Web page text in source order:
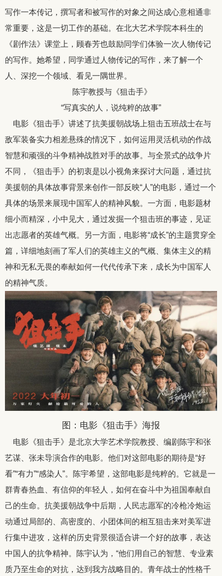
写作一本传记，撰写者和被写作的对象之间达成心意相通非
常重要，这是一切工作的基础。在北大艺术学院本科生的
《剧作法》课堂上，顾春芳也鼓励同学们体验一次人物传记
的写作。她希望，同学通过人物传记的写作，来了解一个
人、深挖一个领域、看见一隅世界。
陈宇教授与《狙击手》
“写真实的人，说纯粹的故事”
电影《狙击手》讲述了抗美援朝战场上狙击五班战士在与
敌军装备实力相差悬殊的情况下，如何运用灵活机动的作战
智慧和顽强的斗争精神战胜对手的故事。与全景式的战争片
不同，《狙击手》的初衷是以小视角来探讨大问题，通过抗
美援朝的具体故事背景来创作一部反映“人”的电影，通过一个
具体的场景来展现中国军人的精神风貌。一方面，电影题材
细小而精深，小中见大，通过发掘一个狙击班的事迹，见证
出志愿者的英雄气概。另一方面，电影将“成长”的主题贯穿全
篇，详细地刻画了军人们的英雄主义的气概、集体主义的精
神和无私无畏的奉献如何一代代传承下来，成长为中国军人
的精神气质。
图：电影《狙击手》海报
电影《狙击手》是北京大学艺术学院教授、编剧陈宇和张
艺谋、张未导演合作的电影。他们对这部电影的期待是“好
看”“有力”“感染人”。陈宇希望，这部电影是纯粹的。它就是一
群青春热血、有信仰的年轻人，如何在奋斗中为祖国奉献自
己的生命。抗美援朝战争中后期，人民志愿军的冷枪冷炮运
动通过局部的、高密度的、小团体间的相互狙击来对美军进
行集中进攻，这样的历史背景很适合讲一个好的故事，表达
中国人的抗争精神。陈宇认为，“他们用自己的智慧、专业素
质乃至生命的对抗，达到我方战略目的。青年战士的性格千